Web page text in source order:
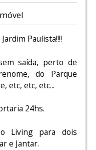
Paulista!!!!
saída, perto de
do Parque
etc, etc, etc...
24hs.
Living para dois
e Jantar.